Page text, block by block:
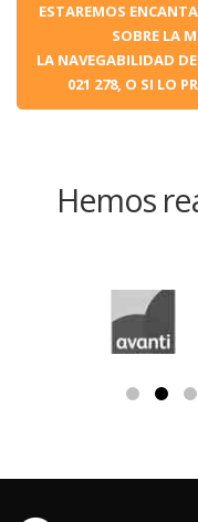
ESTAREMOS
SOBRE LA
LA NAVEGABILIDAD
021 278, O SI LO
Hemos